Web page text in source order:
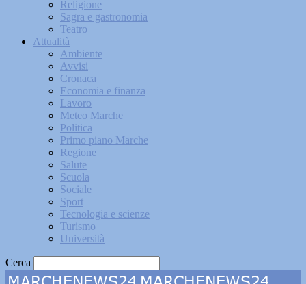
Religione
Sagra e gastronomia
Teatro
Attualità
Ambiente
Avvisi
Cronaca
Economia e finanza
Lavoro
Meteo Marche
Politica
Primo piano Marche
Regione
Salute
Scuola
Sociale
Sport
Tecnologia e scienze
Turismo
Università
Cerca